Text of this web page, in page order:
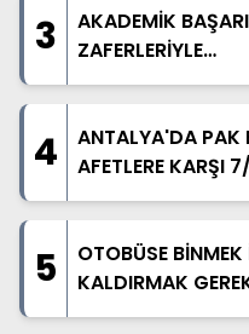
3
AKADEMİK
ZAFERLERİYLE
TAÇLANDIRDILAR
4
ANTALYA'DA PAK
AFETLERE KARŞI
5
OTOBÜSE BİNMEK
KALDIRMAK